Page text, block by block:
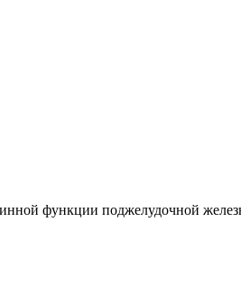
функции поджелудочной